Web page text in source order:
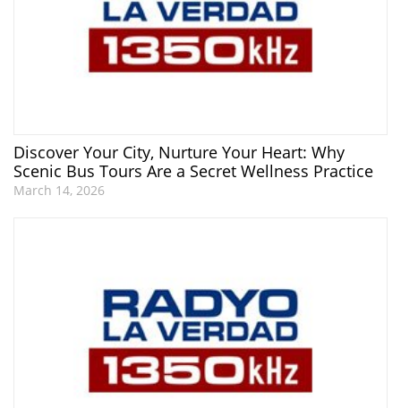
Discover Your City, Nurture Your Heart: Why
Scenic Bus Tours Are a Secret Wellness Practice
March 14, 2026